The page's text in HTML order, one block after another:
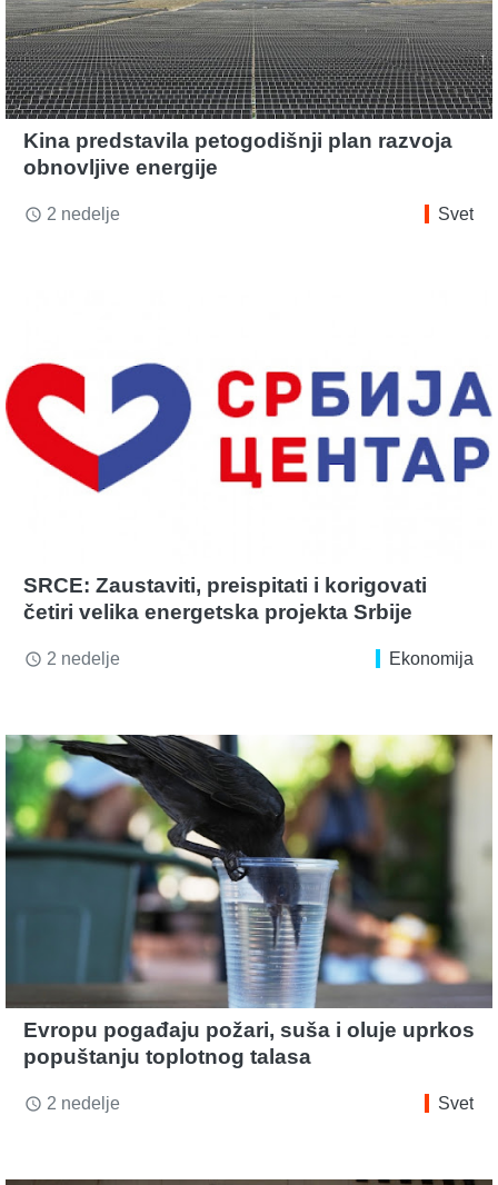
Kina predstavila petogodišnji plan razvoja
obnovljive energije
access_time 2 nedelje Svet
SRCE: Zaustaviti, preispitati i korigovati
četiri velika energetska projekta Srbije
access_time 2 nedelje Ekonomija
Evropu pogađaju požari, suša i oluje uprkos
popuštanju toplotnog talasa
access_time 2 nedelje Svet